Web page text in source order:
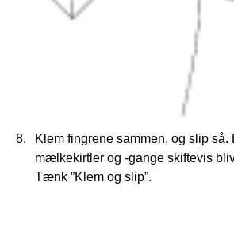
Klem fingrene sammen, og slip så.
mælkekirtler og -gange skiftevis
Tænk ”Klem og slip”.